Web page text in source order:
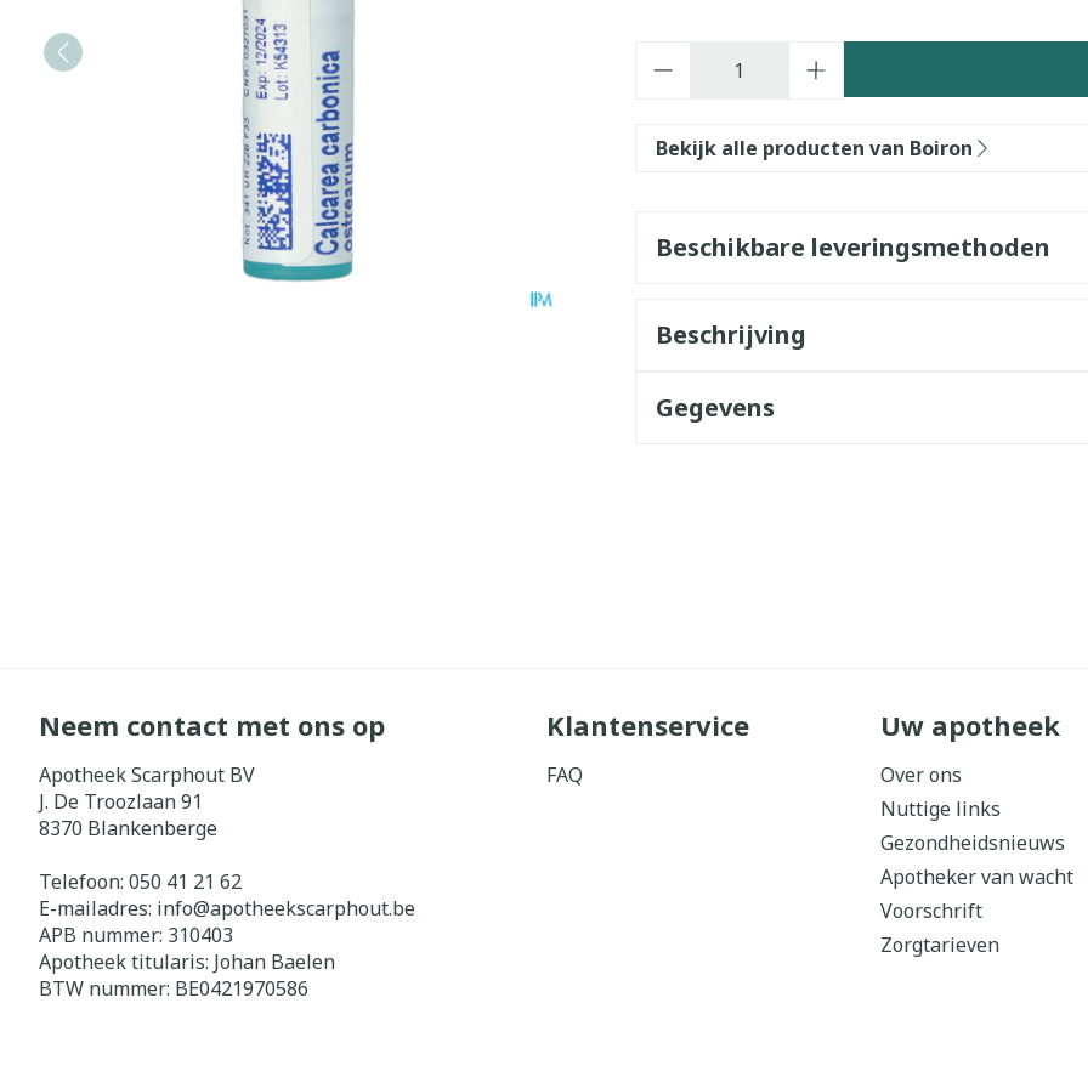
Bekijk alle producten van Boiron
Beschikbare leveringsmethoden
Beschrijving
Gegevens
Neem contact met ons op
Apotheek Scarphout BV
J. De Troozlaan 91
8370 Blankenberge
Telefoon: 050 41 21 62
E-mailadres: info@apotheekscarphout.be
APB nummer: 310403
Apotheek titularis: Johan Baelen
BTW nummer: BE0421970586
Klantenservice
FAQ
Uw apotheek
Over ons
Nuttige links
Gezondheidsnieuws
Apotheker van wacht
Voorschrift
Zorgtarieven